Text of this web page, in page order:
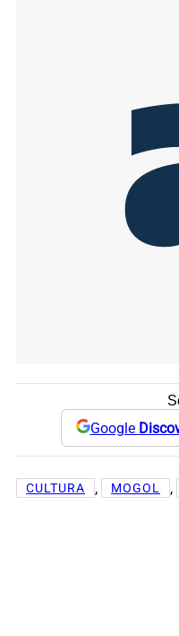
Google
CULTURA , MOGOL ,